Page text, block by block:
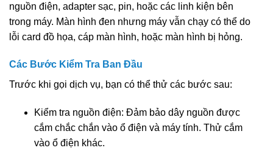
nguồn điện, adapter sạc, pin, hoặc các linh kiện bên
trong máy. Màn hình đen nhưng máy vẫn chạy có thể do
lỗi card đồ họa, cáp màn hình, hoặc màn hình bị hỏng.
Các Bước Kiểm Tra Ban Đầu
Trước khi gọi dịch vụ, bạn có thể thử các bước sau:
Kiểm tra nguồn điện: Đảm bảo dây nguồn được
cắm chắc chắn vào ổ điện và máy tính. Thử cắm
vào ổ điện khác.